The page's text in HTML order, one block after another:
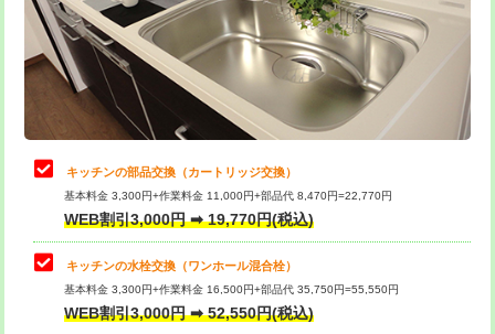
給水管工事※（保温材使用（バンド止
め込み）)
5,500円
給水管工事※（土の掘削・埋め戻し作
11,000円
給水管工事※（塩ビ管（VP・HI）使
用/3ｍまで)
給水管工事※（塩ビ管（VP・HI）使
用（追加）/3ｍ超え)
給水管工事※（ライニング鋼管・銅
管・ポリ管・HT管使用/3ｍまで)
44,000円
桝清掃 8,800円
止水・漏水調査・防水処理・清掃・修
理・調整・分解・加工など（軽作業）
11,000円
止水・漏水調査・防水処理・清掃・修
理・調整・分解・加工など（中作業）
22,000円
止水・漏水調査・防水処理・清掃・修
理・調整・分解・加工など（重作業）
33,000円
お風呂タンク脱着
その他部品の脱着
キッチンの部品交換（カートリッジ交換）
基本料金 3,300円+作業料金 11,000円+部品代 8,470円=22,770円
WEB割引3,000円 ➡ 19,770円(税込)
キッチンの水栓交換（ワンホール混合栓）
基本料金 3,300円+作業料金 16,500円+部品代 35,750円=55,550円
WEB割引3,000円 ➡ 52,550円(税込)